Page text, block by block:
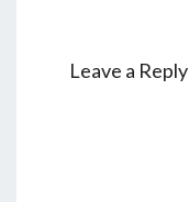
Leave a Reply